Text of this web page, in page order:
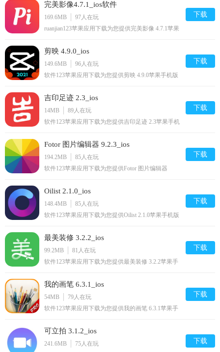
完美影像4.7.1_ios软件
169.6MB 97人在玩
ruanjian123苹果应用下载为您提供完美影像 4.7.1苹果
下载
剪映 4.9.0_ios
149.6MB 96人在玩
软件123苹果应用下载为您提供剪映 4.9.0苹果手机版
下载
吉印足迹 2.3_ios
14MB 89人在玩
软件123苹果应用下载为您提供吉印足迹 2.3苹果手机
下载
Fotor 图片编辑器 9.2.3_ios
194.2MB 85人在玩
软件123苹果应用下载为您提供Fotor 图片编辑器
机软件下载.
下载
Oilist 2.1.0_ios
148.4MB 85人在玩
软件123苹果应用下载为您提供Oilist 2.1.0苹果手机版
下载
最美装修 3.2.2_ios
99.2MB 81 人在玩
软件123苹果应用下载为您提供最美装修 3.2.2苹果手
下载
我的画笔 6.3.1_ios
54MB 79人在玩
软件123苹果应用下载为您提供我的画笔 6.3.1苹果手
下载
可立拍 3.1.2_ios
241.6MB 75人在玩
下载